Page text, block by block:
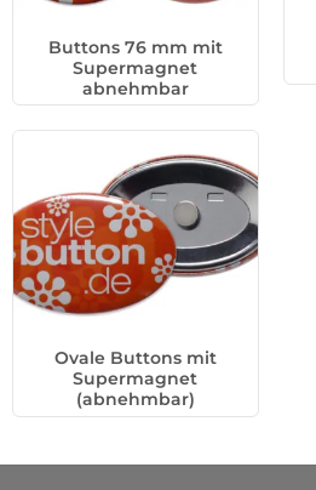
Buttons 76 mm mit
Supermagnet
abnehmbar
Ovale Buttons mit
Supermagnet
(abnehmbar)